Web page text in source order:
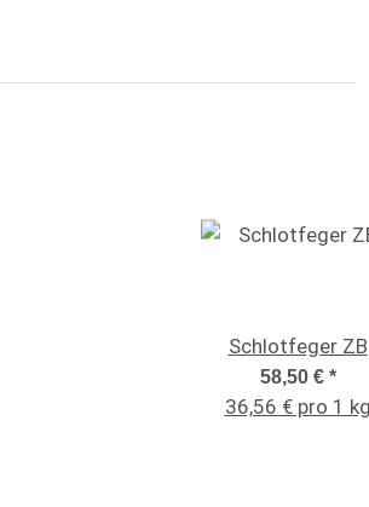
Schlotfeger ZB
58,50 € *
36,56 € pro 1 kg